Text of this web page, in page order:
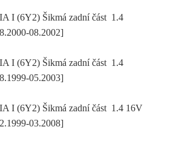
I (6Y2) Šikmá zadní část 1.4
08.2002]
I (6Y2) Šikmá zadní část 1.4
05.2003]
I (6Y2) Šikmá zadní část 1.4 16V
03.2008]